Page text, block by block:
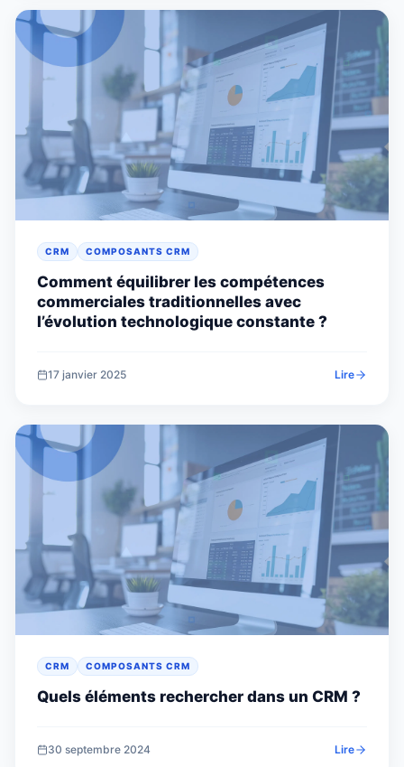
CRM COMPOSANTS CRM
Comment équilibrer les compétences
commerciales traditionnelles avec
l’évolution technologique constante ?
17 janvier 2025 Lire
CRM COMPOSANTS CRM
Quels éléments rechercher dans un CRM ?
30 septembre 2024 Lire